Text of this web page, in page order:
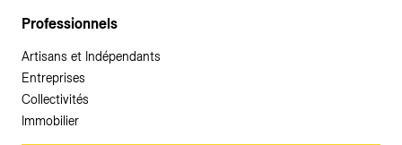
Professionnels
Artisans et Indépendants
Entreprises
Collectivités
Immobilier